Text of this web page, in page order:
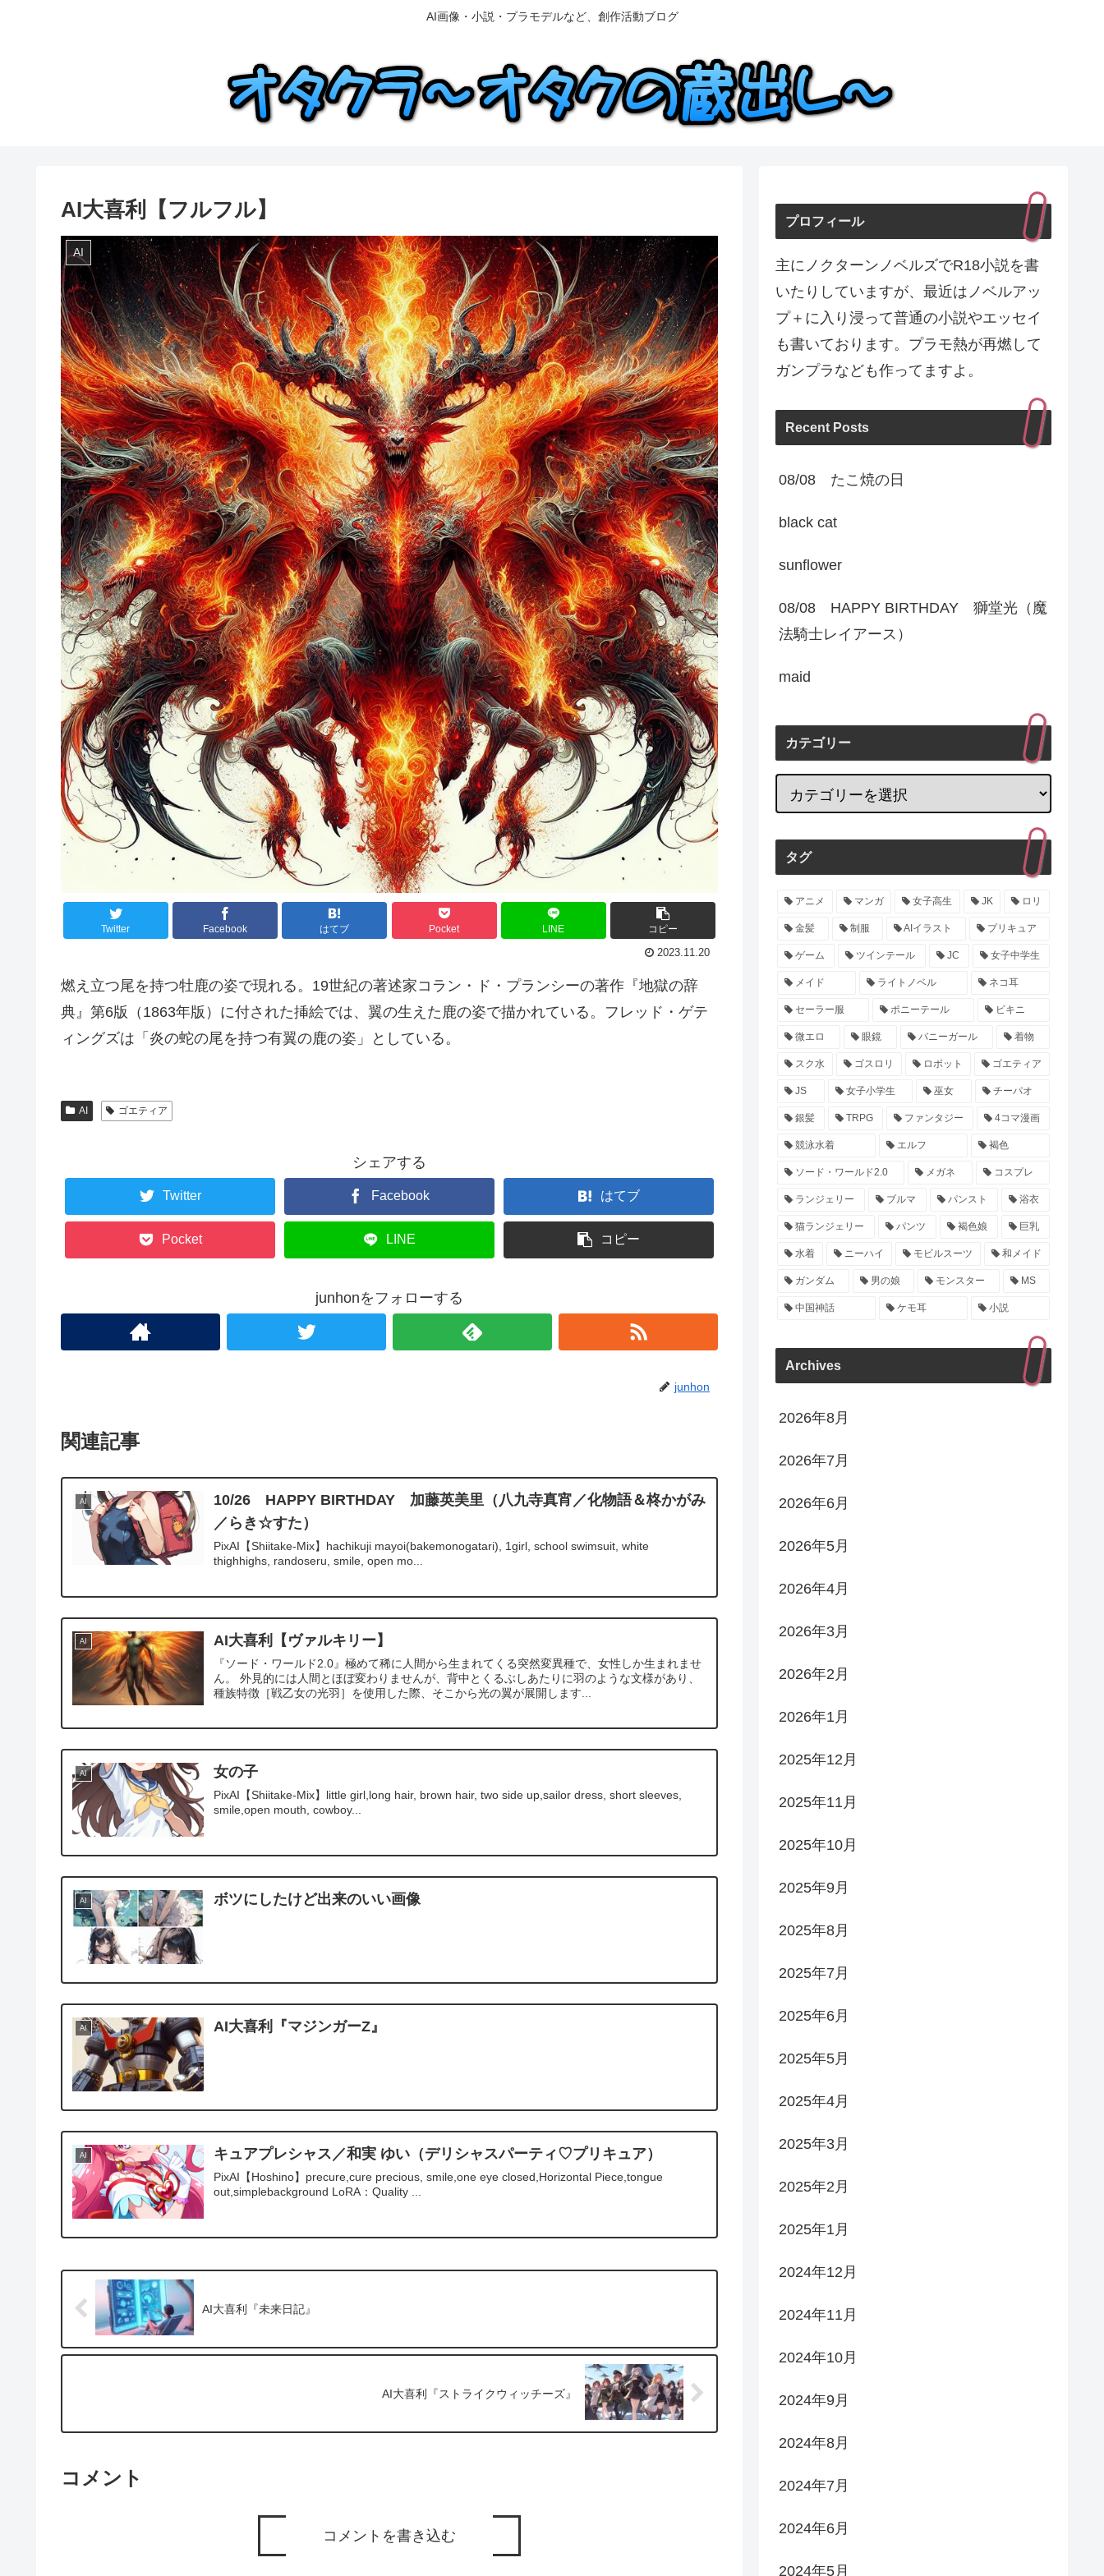
AI画像・小説・プラモデルなど、創作活動ブログ
AI大喜利【フルフル】
AI
Twitter Facebook はてブ Pocket LINE コピー
2023.11.20
燃え立つ尾を持つ牡鹿の姿で現れる。19世紀の著述家コラン・ド・プランシーの著作『地獄の辞
典』第6版（1863年版）に付された挿絵では、翼の生えた鹿の姿で描かれている。フレッド・ゲテ
ィングズは「炎の蛇の尾を持つ有翼の鹿の姿」としている。
AI ゴエティア
シェアする
Twitter Facebook はてブ
Pocket LINE コピー
junhonをフォローする
junhon
関連記事
AI
10/26 HAPPY BIRTHDAY 加藤英美里（八九寺真宵／化物語＆柊かがみ
／らき☆すた）
PixAI【Shiitake-Mix】hachikuji mayoi(bakemonogatari), 1girl, school swimsuit, white
thighhighs, randoseru, smile, open mo...
AI AI大喜利【ヴァルキリー】
『ソード・ワールド2.0』極めて稀に人間から生まれてくる突然変異種で、女性しか生まれませ
ん。 外見的には人間とほぼ変わりませんが、背中とくるぶしあたりに羽のような文様があり、
種族特徴［戦乙女の光羽］を使用した際、そこから光の翼が展開します...
AI 女の子
PixAI【Shiitake-Mix】little girl,long hair, brown hair, two side up,sailor dress, short sleeves,
smile,open mouth, cowboy...
AI ボツにしたけど出来のいい画像
AI AI大喜利『マジンガーZ』
AI キュアプレシャス／和実 ゆい（デリシャスパーティ♡プリキュア）
PixAI【Hoshino】precure,cure precious, smile,one eye closed,Horizontal Piece,tongue
out,simplebackground LoRA：Quality ...
AI大喜利『未来日記』
AI大喜利『ストライクウィッチーズ』
コメント
コメントを書き込む
プロフィール
主にノクターンノベルズでR18小説を書
いたりしていますが、最近はノベルアッ
プ＋に入り浸って普通の小説やエッセイ
も書いております。プラモ熱が再燃して
ガンプラなども作ってますよ。
Recent Posts
08/08 たこ焼の日
black cat
sunflower
08/08 HAPPY BIRTHDAY 獅堂光（魔
法騎士レイアース）
maid
カテゴリー
タグ
アニメ マンガ 女子高生 JK ロリ
金髪 制服 AIイラスト プリキュア
ゲーム ツインテール JC 女子中学生
メイド ライトノベル ネコ耳
セーラー服 ポニーテール ビキニ
微エロ 眼鏡 バニーガール 着物
スク水 ゴスロリ ロボット ゴエティア
JS 女子小学生 巫女 チーパオ
銀髪 TRPG ファンタジー 4コマ漫画
競泳水着 エルフ 褐色
ソード・ワールド2.0 メガネ コスプレ
ランジェリー ブルマ パンスト 浴衣
猫ランジェリー パンツ 褐色娘 巨乳
水着 ニーハイ モビルスーツ 和メイド
ガンダム 男の娘 モンスター MS
中国神話 ケモ耳 小説
Archives
2026年8月
2026年7月
2026年6月
2026年5月
2026年4月
2026年3月
2026年2月
2026年1月
2025年12月
2025年11月
2025年10月
2025年9月
2025年8月
2025年7月
2025年6月
2025年5月
2025年4月
2025年3月
2025年2月
2025年1月
2024年12月
2024年11月
2024年10月
2024年9月
2024年8月
2024年7月
2024年6月
2024年5月